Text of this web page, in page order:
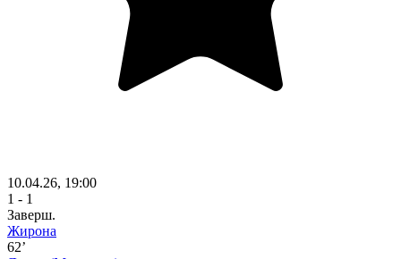
10.04.26, 19:00
1 - 1
Заверш.
Жирона
62’